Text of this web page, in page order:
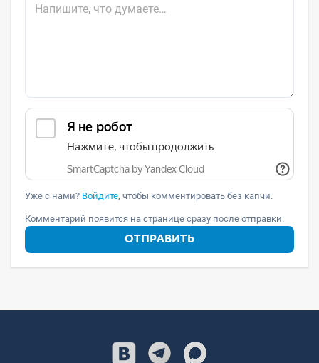
Уже с нами? Войдите, чтобы комментировать без капчи.
Комментарий появится на странице сразу после отправки.
ОТПРАВИТЬ